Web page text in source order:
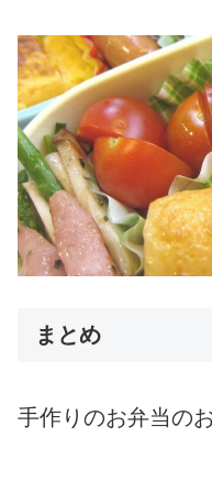
まとめ
手作りのお弁当の